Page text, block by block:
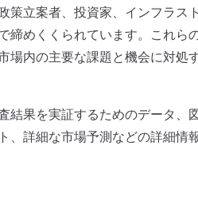
策立案者、投資家、インフラス
締めくくられています。これら
場内の主要な課題と機会に対処
結果を実証するためのデータ、
、詳細な市場予測などの詳細情